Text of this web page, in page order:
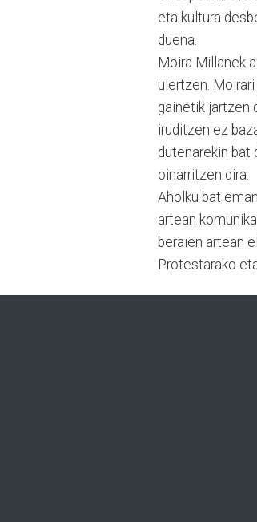
eta kultura
duena.
Moira Millanek
ulertzen.
gainetik jartzen
iruditzen ez
dutenarekin bat
oinarritzen dira.
Aholku bat
artean
beraien artean
Protestarako